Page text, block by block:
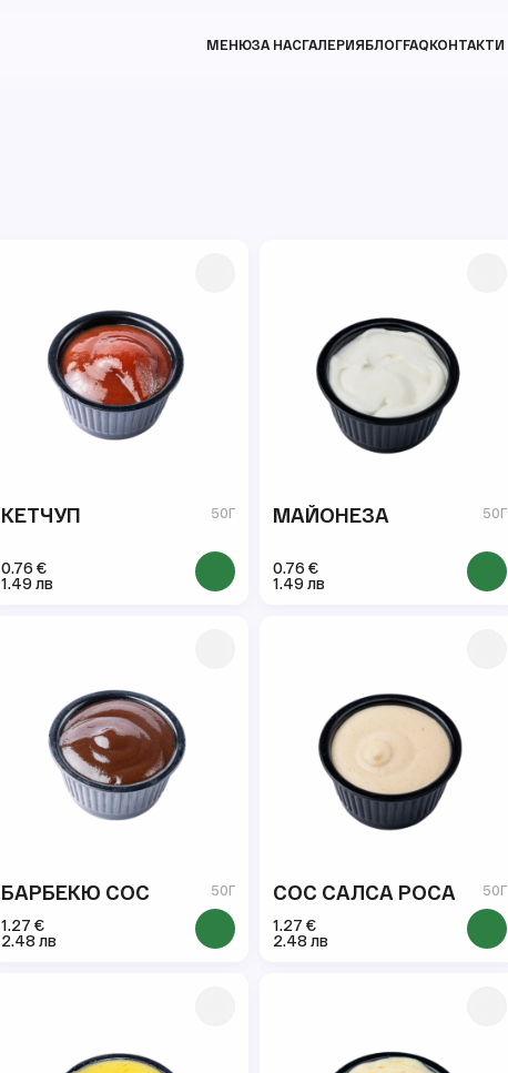
МЕНЮЗА НАСГАЛЕРИЯБЛОГFAQКОНТАКТИ
КЕТЧУП 50Г
0.76 €
1.49 лв
МАЙОНЕЗА 50Г
0.76 €
1.49 лв
БАРБЕКЮ СОС 50Г
1.27 €
2.48 лв
СОС САЛСА РОСА 50Г
1.27 €
2.48 лв